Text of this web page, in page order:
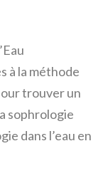
à la méthode
trouver un
sophrologie
dans l’eau en